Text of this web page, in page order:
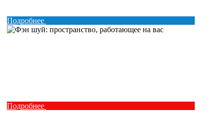
Подробнее
Подробнее